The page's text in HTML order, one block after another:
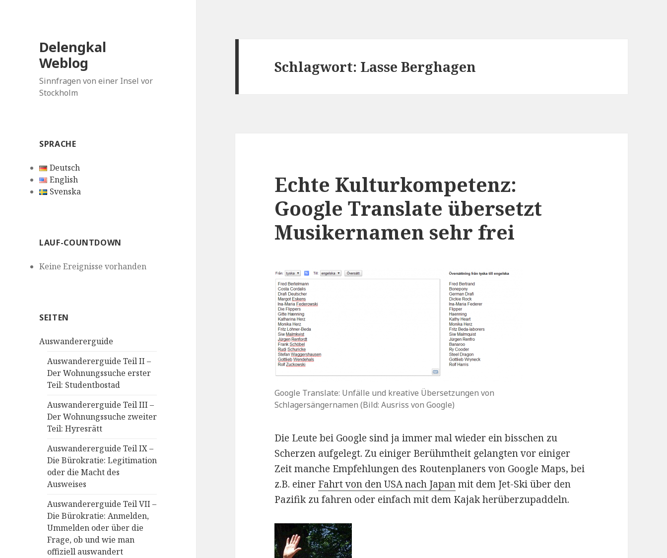
Delengkal
Weblog
Sinnfragen von einer Insel vor
Stockholm
SPRACHE
Deutsch
English
Svenska
LAUF-COUNTDOWN
Keine Ereignisse vorhanden
SEITEN
Auswandererguide
Auswandererguide Teil II –
Der Wohnungssuche erster
Teil: Studentbostad
Auswandererguide Teil III –
Der Wohnungssuche zweiter
Teil: Hyresrätt
Auswandererguide Teil IX –
Die Bürokratie: Legitimation
oder die Macht des
Ausweises
Auswandererguide Teil VII –
Die Bürokratie: Anmelden,
Ummelden oder über die
Frage, ob und wie man
offiziell auswandert
Schlagwort: Lasse Berghagen
Echte Kulturkompetenz:
Google Translate übersetzt
Musikernamen sehr frei
Google Translate: Unfälle und kreative Übersetzungen von
Schlagersängernamen (Bild: Ausriss von Google)
Die Leute bei Google sind ja immer mal wieder ein bisschen zu
Scherzen aufgelegt. Zu einiger Berühmtheit gelangten vor einiger
Zeit manche Empfehlungen des Routenplaners von Google Maps, bei
z.B. einer Fahrt von den USA nach Japanmit dem Jet-Ski über den
Pazifik zu fahren oder einfach mit dem Kajak herüberzupaddeln.